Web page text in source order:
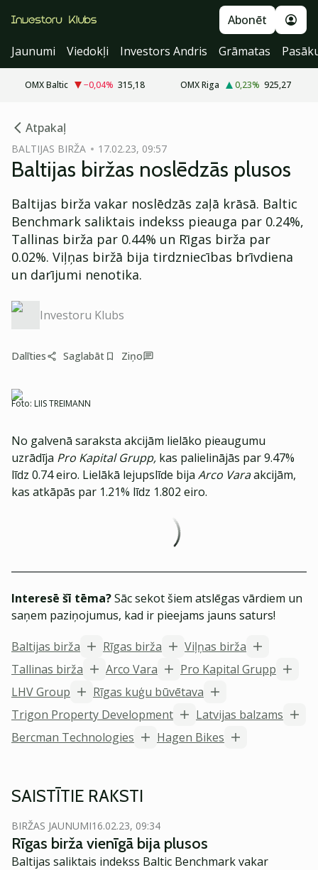
Abonēt
Jaunumi
Viedokļi Investors Andris Grāmatas
OMX Baltic −0,04% 315,18 OMX Riga 0,23% 925,27
Atpakaļ
BALTIJAS BIRŽA 17.02.23, 09:57
Baltijas biržas noslēdzās plusos
Baltijas birža vakar noslēdzās zaļā krāsā. Baltic
Benchmark saliktais indekss pieauga par 0.24%,
Tallinas birža par 0.44% un Rīgas birža par
0.02%. Viļņas biržā bija tirdzniecības brīvdiena
un darījumi nenotika.
Investoru Klubs
Dalīties Saglabāt Ziņo
Foto: LIIS TREIMANN
No galvenā saraksta akcijām lielāko pieaugumu
uzrādīja Pro Kapital Grupp, kas palielinājās par 9.47%
līdz 0.74 eiro. Lielākā lejupslīde bija Arco Varaakcijām,
kas atkāpās par 1.21% līdz 1.802 eiro.
Interesē šī tēma?Sāc sekot šiem atslēgas vārdiem un
saņem paziņojumus, kad ir pieejams jauns saturs!
Baltijas birža
Rīgas birža
Viļņas birža
Tallinas birža
Arco Vara
Pro Kapital Grupp
LHV Group
Rīgas kuģu būvētava
Trigon Property Development
Latvijas balzams
Bercman Technologies
Hagen Bikes
SAISTĪTIE RAKSTI
BIRŽAS JAUNUMI16.02.23, 09:34
Rīgas birža vienīgā bija plusos
Baltijas saliktais indekss Baltic Benchmark vakar